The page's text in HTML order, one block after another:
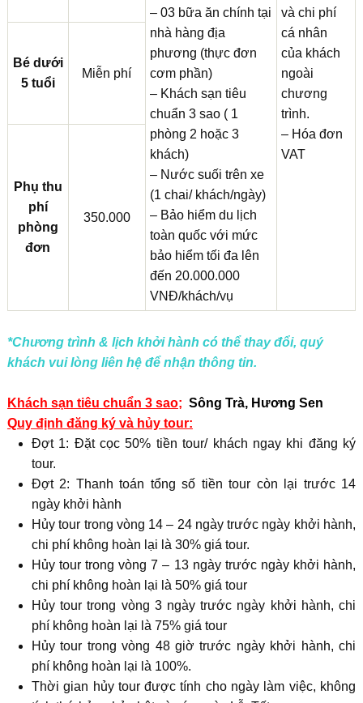
– 03 bữa ăn chính tại
nhà hàng địa
phương (thực đơn
cơm phần)
– Khách sạn tiêu
chuẩn 3 sao ( 1
phòng 2 hoặc 3
khách)
– Nước suối trên xe
(1 chai/ khách/ngày)
– Bảo hiểm du lịch
toàn quốc với mức
bảo hiểm tối đa lên
đến 20.000.000
VNĐ/khách/vụ
và chi phí
cá nhân
của khách
ngoài
chương
trình.
– Hóa đơn
VAT
Bé dưới
5 tuổi
Miễn phí
Phụ thu
phí
phòng
đơn
350.000
*Chương trình & lịch khởi hành có thể thay đổi, quý
khách vui lòng liên hệ để nhận thông tin.
Khách sạn tiêu chuẩn 3 sao; Sông Trà, Hương Sen
Quy định đăng ký và hủy tour:
Đợt 1: Đặt cọc 50% tiền tour/ khách ngay khi đăng ký
tour.
Đợt 2: Thanh toán tổng số tiền tour còn lại trước 14
ngày khởi hành
Hủy tour trong vòng 14 – 24 ngày trước ngày khởi hành,
chi phí không hoàn lại là 30% giá tour.
Hủy tour trong vòng 7 – 13 ngày trước ngày khởi hành,
chi phí không hoàn lại là 50% giá tour
Hủy tour trong vòng 3 ngày trước ngày khởi hành, chi
phí không hoàn lại là 75% giá tour
Hủy tour trong vòng 48 giờ trước ngày khởi hành, chi
phí không hoàn lại là 100%.
Thời gian hủy tour được tính cho ngày làm việc, không